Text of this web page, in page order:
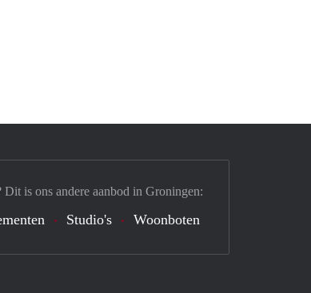
is ons andere aanbod in Groningen:
Studio's Woonboten